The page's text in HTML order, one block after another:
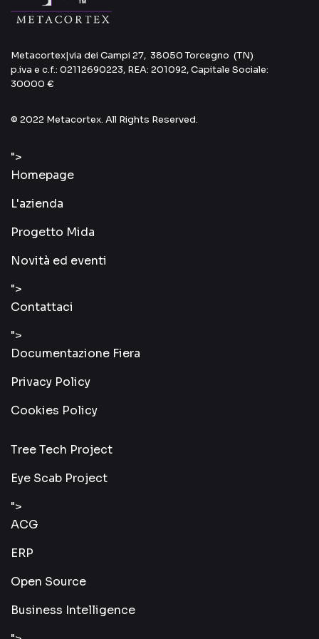
Metacortex|via dei Campi 27, 38050 Torcegno (TN)
p.iva e c.f.: 02112690223, REA: 201092, Capitale Sociale:
30000 €
© 2022 Metacortex. All Rights Reserved.
">
Homepage
L'azienda
Progetto Mida
Novità ed eventi
">
Contattaci
">
Documentazione Fiera
Privacy Policy
Cookies Policy
Tree Tech Project
Eye Scab Project
">
ACG
ERP
Open Source
Business Intelligence